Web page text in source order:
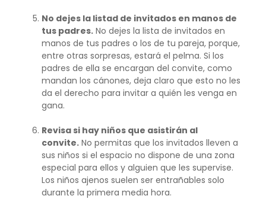
No dejes la listad de invitados en manos de
tus padres. No dejes la lista de invitados en
manos de tus padres o los de tu pareja, porque,
entre otras sorpresas, estará el pelma. Si los
padres de ella se encargan del convite, como
mandan los cánones, deja claro que esto no les
da el derecho para invitar a quién les venga en
gana.
Revisa si hay niños que asistirán al
convite. No permitas que los invitados lleven a
sus niños si el espacio no dispone de una zona
especial para ellos y alguien que les supervise.
Los niños ajenos suelen ser entrañables solo
durante la primera media hora.